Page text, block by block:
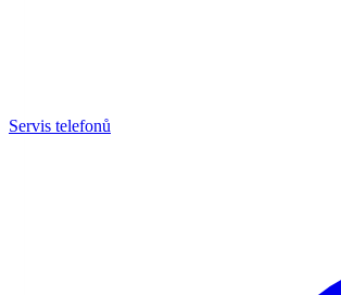
Servis telefonů